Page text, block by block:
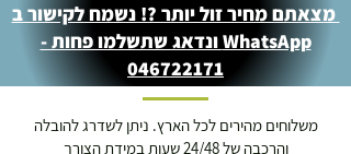
מצאתם מחיר זול יותר ?! נשמח לקישור ב
WhatsApp ונדאג שתשלמו פחות -
046722171
משלוחים מהירים לכל הארץ. ניתן לשדרג להובלה
והרכבה של 24/48 שעות במידת הצורך